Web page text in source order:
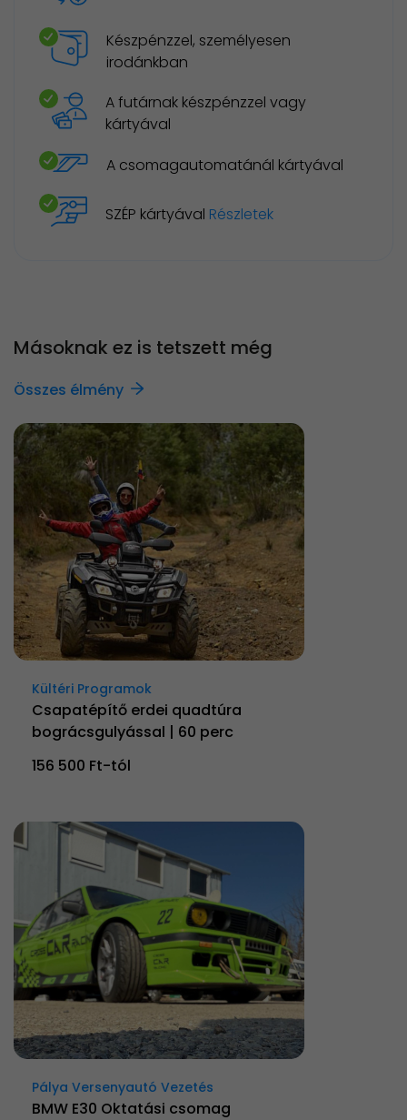
Készpénzzel, személyesen
irodánkban
A futárnak készpénzzel vagy
kártyával
A csomagautomatánál kártyával
SZÉP kártyával Részletek
Másoknak ez is tetszett még
Összes élmény
Kültéri Programok
Csapatépítő erdei quadtúra
bográcsgulyással | 60 perc
156 500 Ft-tól
Pálya Versenyautó Vezetés
BMW E30 Oktatási csomag